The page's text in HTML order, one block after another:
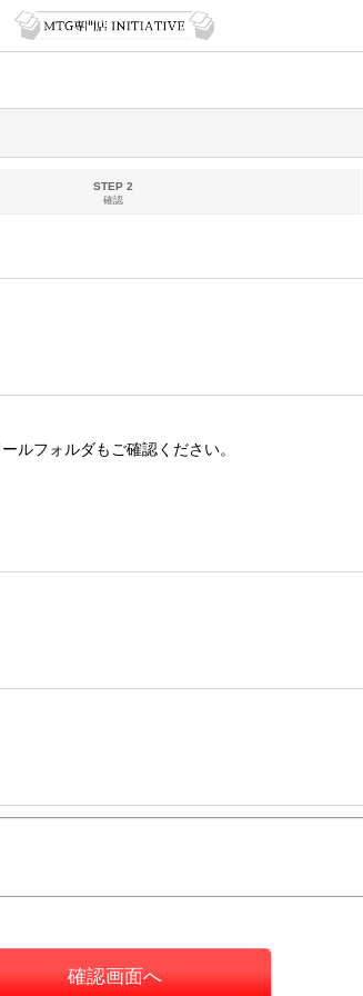
STEP 2
確認
ルフォルダもご確認ください。
確認画面へ